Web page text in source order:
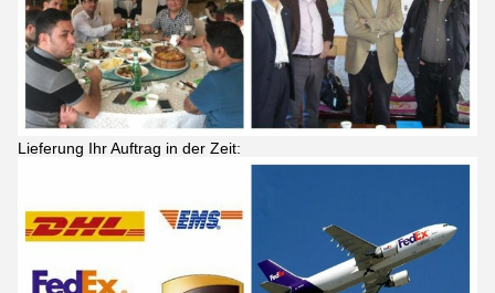
Lieferung Ihr Auftrag in der Zeit: